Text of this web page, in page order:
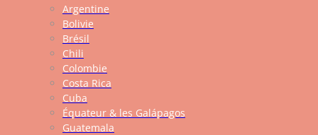
Argentine
Bolivie
Brésil
Chili
Colombie
Costa Rica
Cuba
Équateur & les Galápagos
Guatemala